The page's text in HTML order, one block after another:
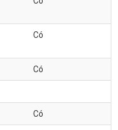
Có
Có
Có